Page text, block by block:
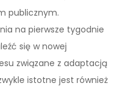
publicznym.
na pierwsze tygodnie
się w nowej
związane z adaptacją
istotne jest również